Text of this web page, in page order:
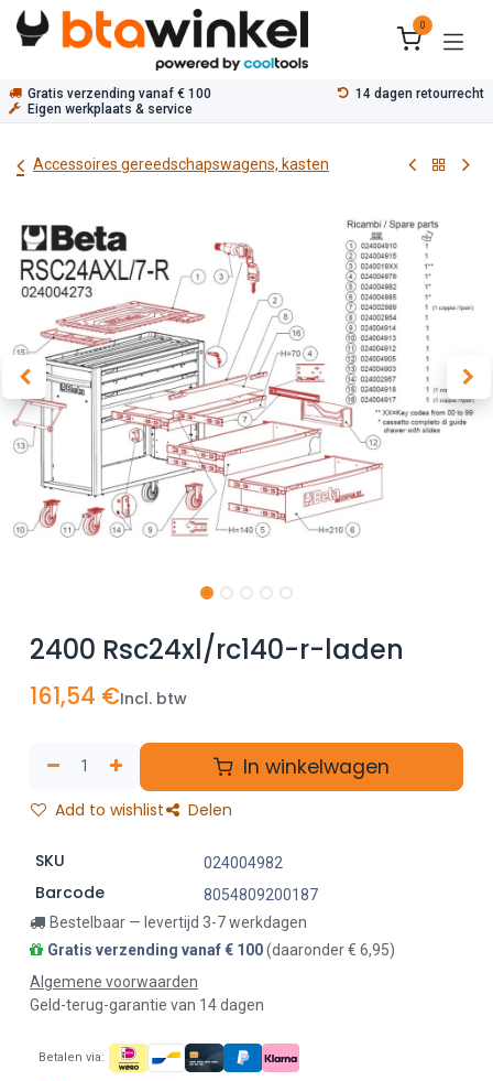
Overslaan naar inhoud
0
Gratis verzending vanaf € 100
14 dagen retourrecht
Eigen werkplaats & service
Accessoires gereedschapswagens, kasten
2400 Rsc24xl/rc140-r-laden
161,54 €Incl. btw
In winkelwagen
Add to wishlist Delen
SKU 024004982
Barcode
8054809200187
Bestelbaar — levertijd 3-7 werkdagen
Gratis verzending vanaf € 100(daaronder € 6,95)
Algemene voorwaarden
Geld-terug-garantie van 14 dagen
Betalen via: